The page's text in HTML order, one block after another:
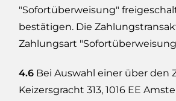
"Sofortüberweisung"
bestätigen. Die
Zahlungsart
4.6 Bei Auswahl einer über den
Keizersgracht 313, 1016 EE